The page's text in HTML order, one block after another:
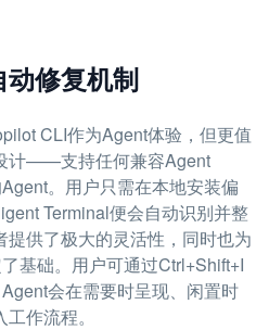
修复机制
CLI作为Agent体验，但更值
计——支持任何兼容Agent
。用户只需在本地安装偏
Terminal便会自动识别并整
供了极大的灵活性，同时也为
基础。用户可通过Ctrl+Shift+I
会在需要时呈现、闲置时
作流程。